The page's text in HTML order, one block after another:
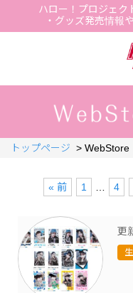
ハロー！プロジェク
・グッズ発売情報
トップページ > WebStore
« 前 1 4
更